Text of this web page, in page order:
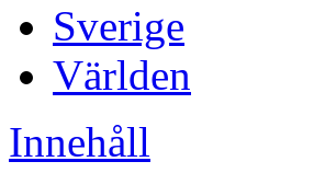
Sverige
Världen
Innehåll